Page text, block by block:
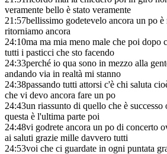
veramente bello è stato veramente
21:57bellissimo godetevelo ancora un po
ritorniamo ancora
24:10ma ma mia meno male che poi dopo
tutti i pasticci che sto facendo
24:33perché io qua sono in mezzo alla
andando via in realtà mi stanno
24:38passando tutti attorsi c'è chi saluta
che vi devo ancora fare un po
24:43un riassunto di quello che è
questa è l'ultima parte poi
24:48vi godrete ancora un po di concerto
ai saluti grazie mille davvero tutti
24:53voi che ci guardate in ogni puntata